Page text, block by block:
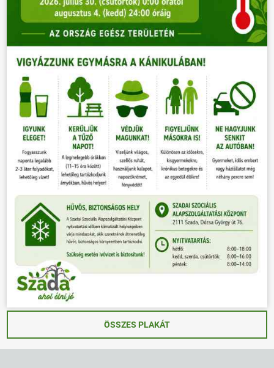
ÖSSZES PLAKÁT